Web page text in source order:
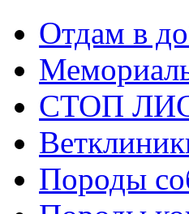
Отдам в
СТОП
Породы